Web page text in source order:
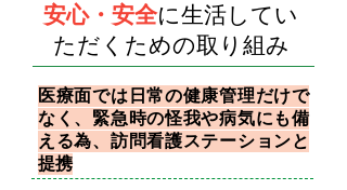
安心・安全に生活してい
ただくための取り組み
医療面では日常の健康管理だけで
なく、緊急時の怪我や病気にも備
える為、 訪問看護ステーションと
提携